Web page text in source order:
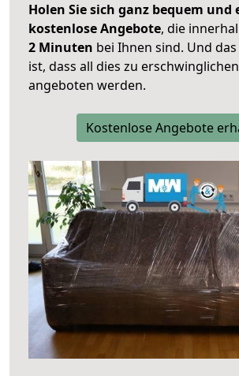
Holen Sie sich ganz bequem und
kostenlose Angebote, die
2 Minuten bei Ihnen sind. Und
ist, dass all dies zu
angeboten werden.
Kostenlose Angebote